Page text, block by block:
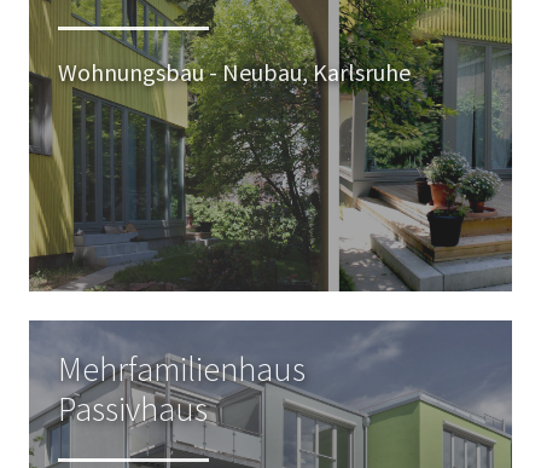
Wohnungsbau - Neubau, Karlsruhe
Mehrfamilienhaus
Passivhaus